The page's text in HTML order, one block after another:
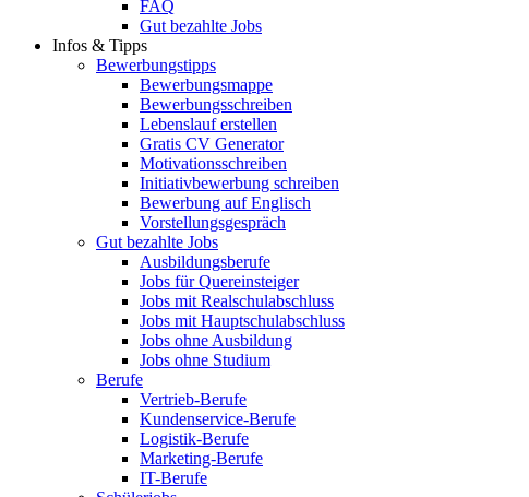
FAQ
Gut bezahlte Jobs
Infos & Tipps
Bewerbungstipps
Bewerbungsmappe
Bewerbungsschreiben
Lebenslauf erstellen
Gratis CV Generator
Motivationsschreiben
Initiativbewerbung schreiben
Bewerbung auf Englisch
Vorstellungsgespräch
Gut bezahlte Jobs
Ausbildungsberufe
Jobs für Quereinsteiger
Jobs mit Realschulabschluss
Jobs mit Hauptschulabschluss
Jobs ohne Ausbildung
Jobs ohne Studium
Berufe
Vertrieb-Berufe
Kundenservice-Berufe
Logistik-Berufe
Marketing-Berufe
IT-Berufe